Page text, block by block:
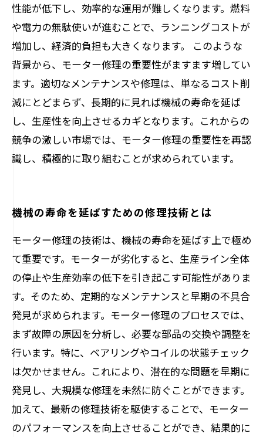
性能が低下し、効率的な運用が難しくなります。燃料
や電力の無駄使いが進むことで、ランニングコストが
増加し、経済的負担も大きくなります。 このような
背景から、モーター修理の重要性がますます増してい
ます。適切なメンテナンスや修理は、単なるコスト削
減にとどまらず、長期的に見れば機械の寿命を延ば
し、生産性を向上させるカギとなります。これからの
競争の激しい市場では、モーター修理の重要性を再認
識し、積極的に取り組むことが求められています。
機械の寿命を延ばすための修理技術とは
モーター修理の技術は、機械の寿命を延ばす上で極め
て重要です。モーターが劣化すると、生産ライン全体
の停止や生産効率の低下を引き起こす可能性がありま
す。そのため、定期的なメンテナンスと早期の不具合
発見が求められます。モーター修理のプロセスでは、
まず故障の原因を分析し、必要な部品の交換や調整を
行います。特に、ベアリングやコイルの状態チェック
は欠かせません。これにより、潜在的な問題を早期に
発見し、大規模な修理を未然に防ぐことができます。
加えて、最新の修理技術を駆使することで、モーター
のパフォーマンスを向上させることができ、結果的に